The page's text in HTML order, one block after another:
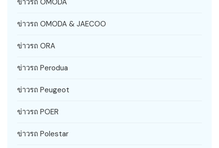
ข่าวรถ OMODA
ข่าวรถ OMODA & JAECOO
ข่าวรถ ORA
ข่าวรถ Perodua
ข่าวรถ Peugeot
ข่าวรถ POER
ข่าวรถ Polestar